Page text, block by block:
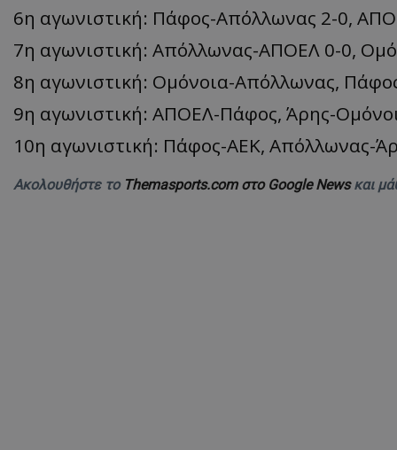
6η αγωνιστική: Πάφος-Απόλλωνας 2-0,
7η αγωνιστική: Απόλλωνας-ΑΠΟΕΛ 0-0,
8η αγωνιστική: Ομόνοια-Απόλλωνας,
9η αγωνιστική: ΑΠΟΕΛ-Πάφος, Άρης-
10η αγωνιστική: Πάφος-ΑΕΚ, Απόλλωνας-
Ακολουθήστε το Themasports.com στο Google Newsκαι